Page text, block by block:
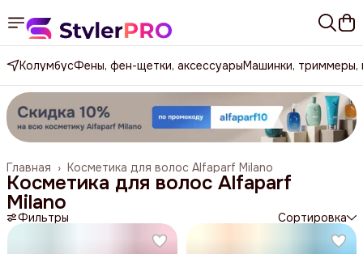
КолумбусФены, фен-щетки, аксессуарыМашинки, триммеры,
Косметика для волос Alfaparf Milano
Главная ›
Косметика для волос Alfaparf
Milano
Фильтры Сортировка